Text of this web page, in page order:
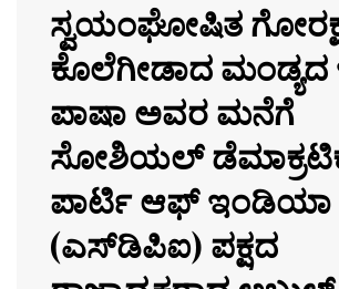
ಸ್ವಯಂಘೋಷಿತ
ಕೊಲೆಗೀಡಾದ ಮಂಡ್ಯದ
ಪಾಷಾ ಅವರ ಮನೆಗೆ
ಸೋಶಿಯಲ್
ಪಾರ್ಟಿ ಆಫ್ ಇಂಡಿಯಾ
(ಎಸ್‌ಡಿಪಿಐ) ಪಕ್ಷದ